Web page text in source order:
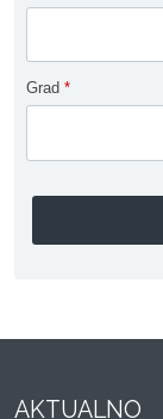
Grad *
AKTUALNO